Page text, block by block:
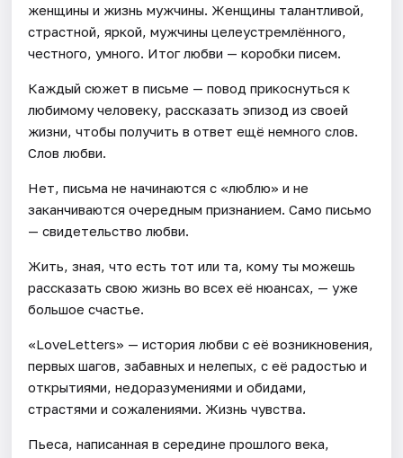
женщины и жизнь мужчины. Женщины талантливой,
страстной, яркой, мужчины целеустремлённого,
честного, умного. Итог любви — коробки писем.
Каждый сюжет в письме — повод прикоснуться к
любимому человеку, рассказать эпизод из своей
жизни, чтобы получить в ответ ещё немного слов.
Слов любви.
Нет, письма не начинаются с «люблю» и не
заканчиваются очередным признанием. Само письмо
— свидетельство любви.
Жить, зная, что есть тот или та, кому ты можешь
рассказать свою жизнь во всех её нюансах, — уже
большое счастье.
«LoveLetters» — история любви с её возникновения,
первых шагов, забавных и нелепых, с её радостью и
открытиями, недоразумениями и обидами,
страстями и сожалениями. Жизнь чувства.
Пьеса, написанная в середине прошлого века,